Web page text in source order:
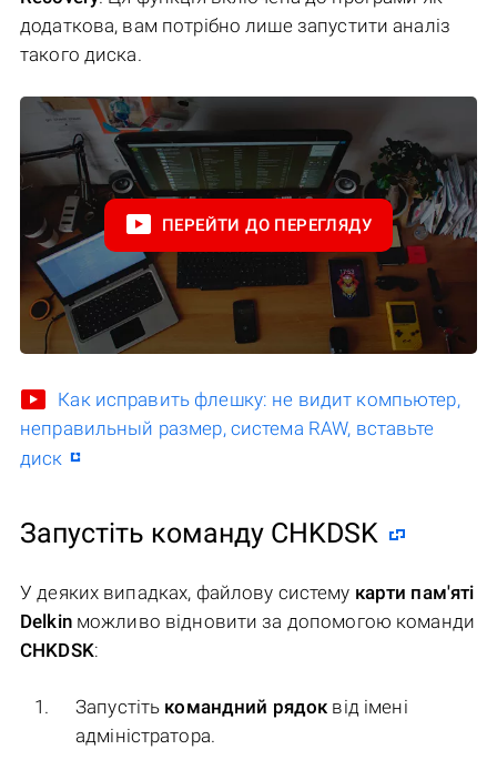
додаткова, вам потрібно лише запустити аналіз
такого диска.
ПЕРЕЙТИ ДО ПЕРЕГЛЯДУ
Как исправить флешку: не видит компьютер,
неправильный размер, система RAW, вставьте
диск
Запустіть команду CHKDSK
У деяких випадках, файлову систему карти пам'яті
Delkinможливо відновити за допомогою команди
CHKDSK:
Запустіть командний рядок від імені
адміністратора.